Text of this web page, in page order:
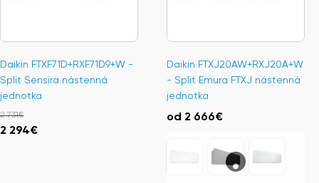
Daikin FTXF71D+RXF71D9+W -
Split Sensira nástenná
jednotka
2 731€
Pôvodná
2 294€Aktuálna
Daikin FTXJ20AW+RXJ20A+W
- Split Emura FTXJ nástenná
jednotka
od 2 666€
stránke
produktu.